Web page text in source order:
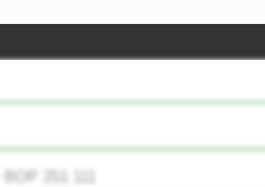
BOP 251 111